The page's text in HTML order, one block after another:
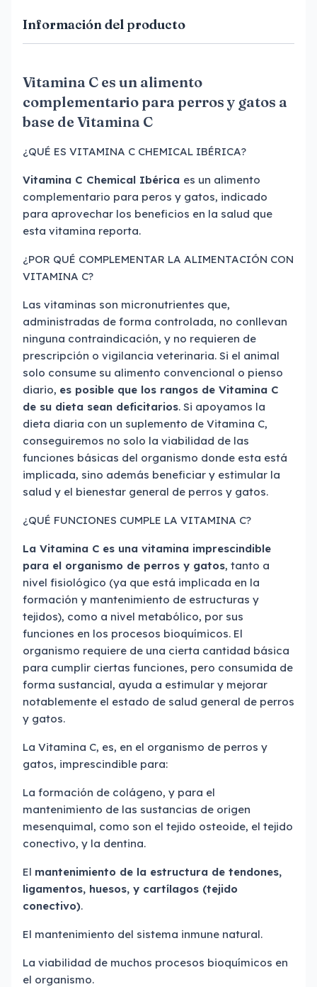
Información del producto
Vitamina C es un alimento
complementario para perros y gatos a
base de Vitamina C
¿QUÉ ES VITAMINA C CHEMICAL IBÉRICA?
Vitamina C Chemical Ibérica es un alimento
complementario para peros y gatos, indicado
para aprovechar los beneficios en la salud que
esta vitamina reporta.
¿POR QUÉ COMPLEMENTAR LA ALIMENTACIÓN CON
VITAMINA C?
Las vitaminas son micronutrientes que,
administradas de forma controlada, no conllevan
ninguna contraindicación, y no requieren de
prescripción o vigilancia veterinaria. Si el animal
solo consume su alimento convencional o pienso
diario, es posible que los rangos de Vitamina C
de su dieta sean deficitarios. Si apoyamos la
dieta diaria con un suplemento de Vitamina C,
conseguiremos no solo la viabilidad de las
funciones básicas del organismo donde esta está
implicada, sino además beneficiar y estimular la
salud y el bienestar general de perros y gatos.
¿QUÉ FUNCIONES CUMPLE LA VITAMINA C?
La Vitamina C es una vitamina imprescindible
para el organismo de perros y gatos, tanto a
nivel fisiológico (ya que está implicada en la
formación y mantenimiento de estructuras y
tejidos), como a nivel metabólico, por sus
funciones en los procesos bioquímicos. El
organismo requiere de una cierta cantidad básica
para cumplir ciertas funciones, pero consumida de
forma sustancial, ayuda a estimular y mejorar
notablemente el estado de salud general de perros
y gatos.
La Vitamina C, es, en el organismo de perros y
gatos, imprescindible para:
La formación de colágeno, y para el
mantenimiento de las sustancias de origen
mesenquimal, como son el tejido osteoide, el tejido
conectivo, y la dentina.
El mantenimiento de la estructura de tendones,
ligamentos, huesos, y cartílagos (tejido
conectivo).
El mantenimiento del sistema inmune natural.
La viabilidad de muchos procesos bioquímicos en
el organismo.